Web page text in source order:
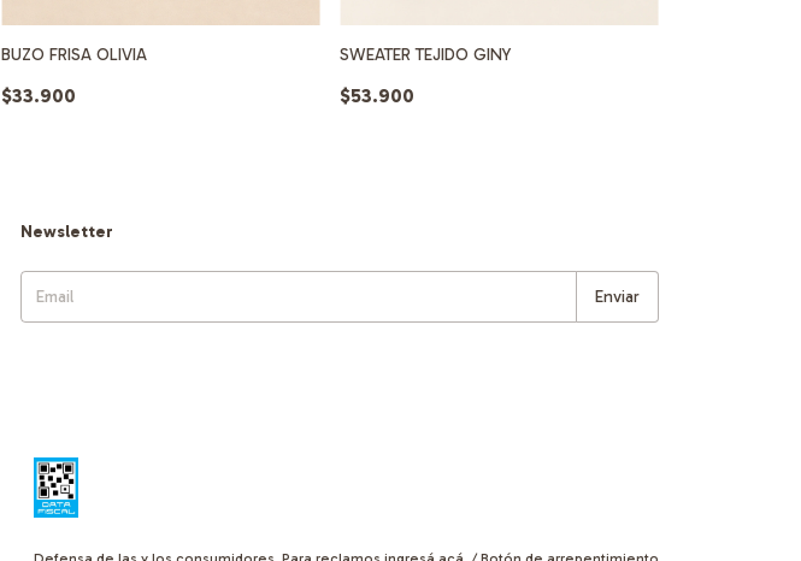
BUZO FRISA OLIVIA
$33.900
SWEATER TEJIDO GINY
$53.900
Newsletter